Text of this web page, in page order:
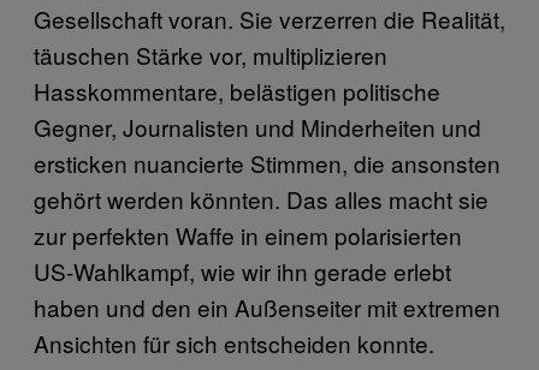
Gesellschaft voran. Sie verzerren die Realität,
täuschen Stärke vor, multiplizieren
Hasskommentare, belästigen politische
Gegner, Journalisten und Minderheiten und
ersticken nuancierte Stimmen, die ansonsten
gehört werden könnten. Das alles macht sie
zur perfekten Waffe in einem polarisierten
US-Wahlkampf, wie wir ihn gerade erlebt
haben und den ein Außenseiter mit extremen
Ansichten für sich entscheiden konnte.